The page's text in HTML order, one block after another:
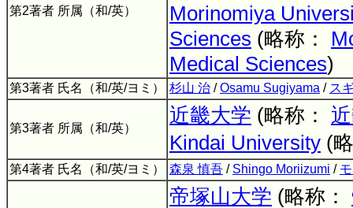
第2著者 所属（和/英）
Morinomiya
Sciences (略称：
Medical Sciences)
第3著者 氏名（和/英/ヨミ） 杉山 治 /Osamu Sugiyama / ス
第3著者 所属（和/英）
近畿大学 (略称：
Kindai University (
第4著者 氏名（和/英/ヨミ） 森泉 慎吾 / Shingo Moriizumi /
帝塚山大学 (略称：